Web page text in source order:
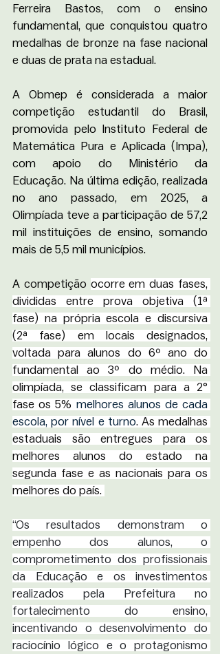
Ferreira Bastos, com o ensino
fundamental, que conquistou quatro
medalhas de bronze na fase nacional
e duas de prata na estadual.
A Obmep é considerada a maior
competição estudantil do Brasil,
promovida pelo Instituto Federal de
Matemática Pura e Aplicada (Impa),
com apoio do Ministério da
Educação. Na última edição, realizada
no ano passado, em 2025, a
Olimpíada teve a participação de 57,2
mil instituições de ensino, somando
mais de 5,5 mil municípios.
A competição ocorre em duas fases,
divididas entre prova objetiva (1ª
fase) na própria escola e discursiva
(2ª fase) em locais designados,
voltada para alunos do 6º ano do
fundamental ao 3º do médio. Na
olimpíada, se classificam para a 2°
fase os 5% melhores alunos de cada
escola, por nível e turno. As medalhas
estaduais são entregues para os
melhores alunos do estado na
segunda fase e as nacionais para os
melhores do país.
“Os resultados demonstram o
empenho dos alunos, o
comprometimento dos profissionais
da Educação e os investimentos
realizados pela Prefeitura no
fortalecimento do ensino,
incentivando o desenvolvimento do
raciocínio lógico e o protagonismo